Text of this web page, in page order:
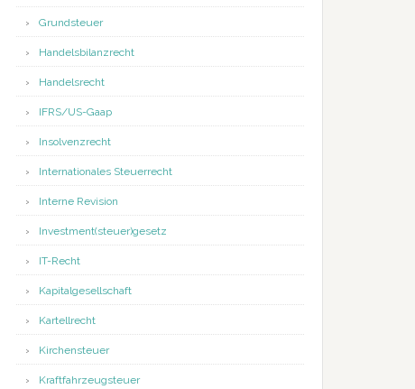
Grundsteuer
Handelsbilanzrecht
Handelsrecht
IFRS/US-Gaap
Insolvenzrecht
Internationales Steuerrecht
Interne Revision
Investment(steuer)gesetz
IT-Recht
Kapitalgesellschaft
Kartellrecht
Kirchensteuer
Kraftfahrzeugsteuer